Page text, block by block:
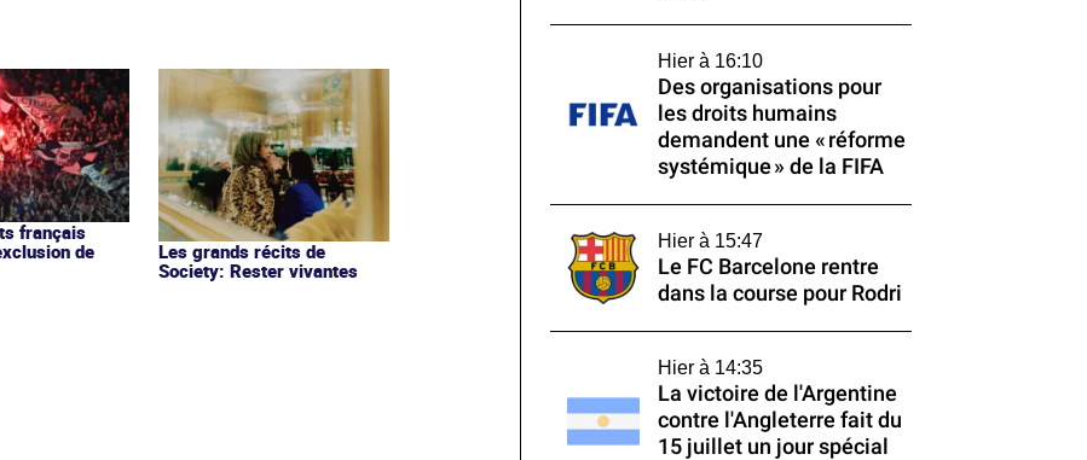
français
de
Les grands récits de
Society: Rester vivantes
Hier à 16:10
Des organisations pour
les droits humains
demandent une « réforme
systémique » de la FIFA
Hier à 15:47
Le FC Barcelone rentre
dans la course pour Rodri
Hier à 14:35
La victoire de l'Argentine
contre l'Angleterre fait du
15 juillet un jour spécial